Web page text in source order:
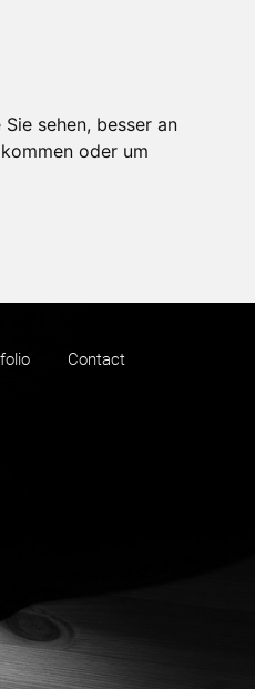
sehen, besser an
oder um
Contact